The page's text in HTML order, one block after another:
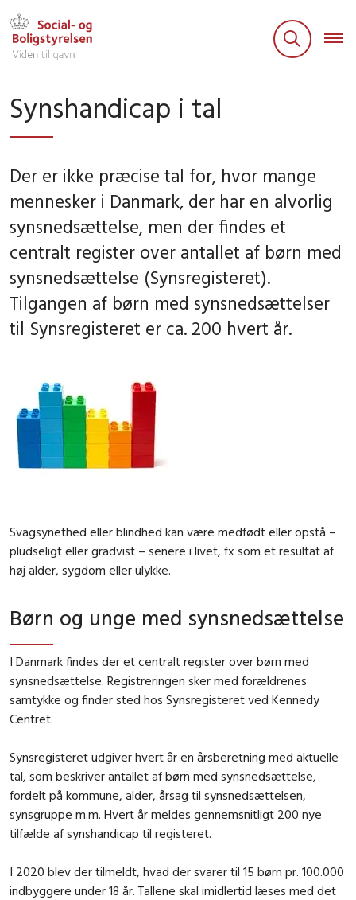
Synshandicap i tal
Der er ikke præcise tal for, hvor mange
mennesker i Danmark, der har en alvorlig
synsnedsættelse, men der findes et
centralt register over antallet af børn med
synsnedsættelse (Synsregisteret).
Tilgangen af børn med synsnedsættelser
til Synsregisteret er ca. 200 hvert år.
Svagsynethed eller blindhed kan være medfødt eller opstå –
pludseligt eller gradvist – senere i livet, fx som et resultat af
høj alder, sygdom eller ulykke.
Børn og unge med synsnedsættelse
I Danmark findes der et centralt register over børn med
synsnedsættelse. Registreringen sker med forældrenes
samtykke og finder sted hos Synsregisteret ved Kennedy
Centret.
Synsregisteret udgiver hvert år en årsberetning med aktuelle
tal, som beskriver antallet af børn med synsnedsættelse,
fordelt på kommune, alder, årsag til synsnedsættelsen,
synsgruppe m.m. Hvert år meldes gennemsnitligt 200 nye
tilfælde af synshandicap til registeret.
I 2020 blev der tilmeldt, hvad der svarer til 15 børn pr. 100.000
indbyggere under 18 år. Tallene skal imidlertid læses med det